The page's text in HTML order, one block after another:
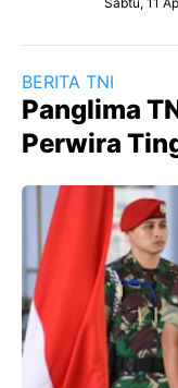
BERITA TNI
Panglima
Perwira